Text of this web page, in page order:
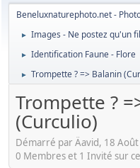
Beneluxnaturephoto.net -
► Images - Ne postez qu'un
► Identification Faune - Flore
► Trompette ? => Balanin
Trompette ?
(Curculio)
Démarré par Äavid, 18
0 Membres et 1 Invité sur